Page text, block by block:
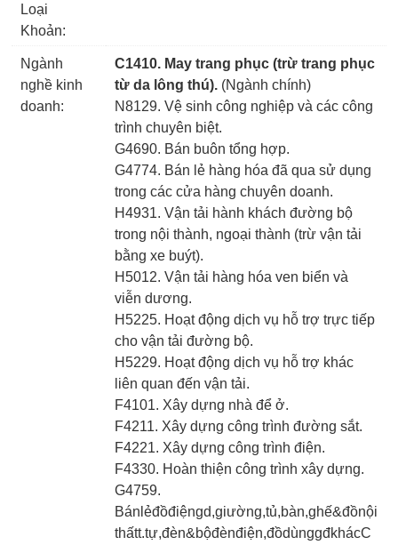
Loại
Khoản:
Ngành
nghề kinh
doanh:
C1410. May trang phục (trừ trang phục
từ da lông thú).(Ngành chính)
N8129. Vệ sinh công nghiệp và các công
trình chuyên biệt.
G4690. Bán buôn tổng hợp.
G4774. Bán lẻ hàng hóa đã qua sử dụng
trong các cửa hàng chuyên doanh.
H4931. Vận tải hành khách đường bộ
trong nội thành, ngoại thành (trừ vận tải
bằng xe buýt).
H5012. Vận tải hàng hóa ven biển và
viễn dương.
H5225. Hoạt động dịch vụ hỗ trợ trực tiếp
cho vận tải đường bộ.
H5229. Hoạt động dịch vụ hỗ trợ khác
liên quan đến vận tải.
F4101. Xây dựng nhà để ở.
F4211. Xây dựng công trình đường sắt.
F4221. Xây dựng công trình điện.
F4330. Hoàn thiện công trình xây dựng.
G4759.
Bánlẻđồđiệngd,giường,tủ,bàn,ghế&đồnội
thấtt.tự,đèn&bộđènđiện,đồdùnggđkhácC